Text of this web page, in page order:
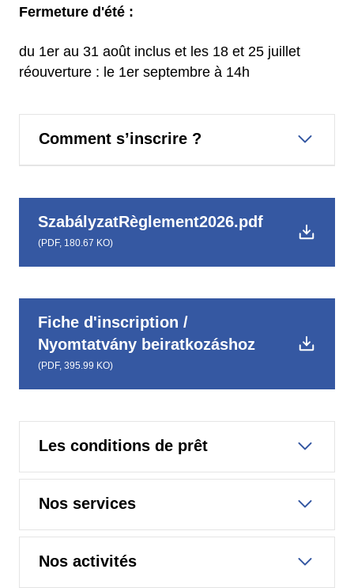
Fermeture d'été :
du 1er au 31 août inclus et les 18 et 25 juillet
réouverture : le 1er septembre à 14h
Comment s’inscrire ?
SzabályzatRèglement2026.pdf
(PDF, 180.67 KO)
Fiche d'inscription /
Nyomtatvány beiratkozáshoz
(PDF, 395.99 KO)
Les conditions de prêt
Nos services
Nos activités